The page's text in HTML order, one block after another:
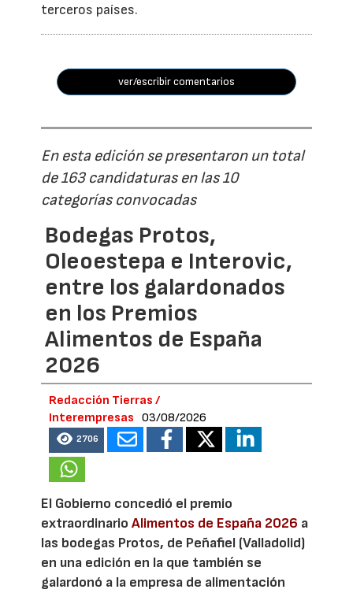
terceros países.
ver/escribir comentarios
En esta edición se presentaron un total
de 163 candidaturas en las 10
categorías convocadas
Bodegas Protos,
Oleoestepa e Interovic,
entre los galardonados
en los Premios
Alimentos de España
2026
Redacción Tierras /
Interempresas
03/08/2026
2706
El Gobierno concedió el premio
extraordinarioAlimentos de España 2026 a
las bodegas Protos, de Peñafiel (Valladolid)
en una edición en la que también se
galardonó a la empresa de alimentación